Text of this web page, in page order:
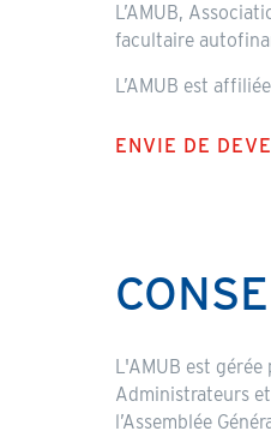
Header
L’AMUB,
facultaire
L’AMUB est
ENVIE DE
Content
L'AMUB est gérée
Administrateurs
l’Assemblée